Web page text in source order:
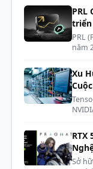
SUPRIM Xvát
bóng nhiều lần
có đầu kim
được độ hoàn
gương. Các
sẽ nhấn mạnh
loại để tạo cảm
mà không kém
Hỗ trợ
HDCP
Có
nguồn
PSU kiến
Kích
thước
PRL
triển
PRL
năm
Xu
"AI
RTX
Sở